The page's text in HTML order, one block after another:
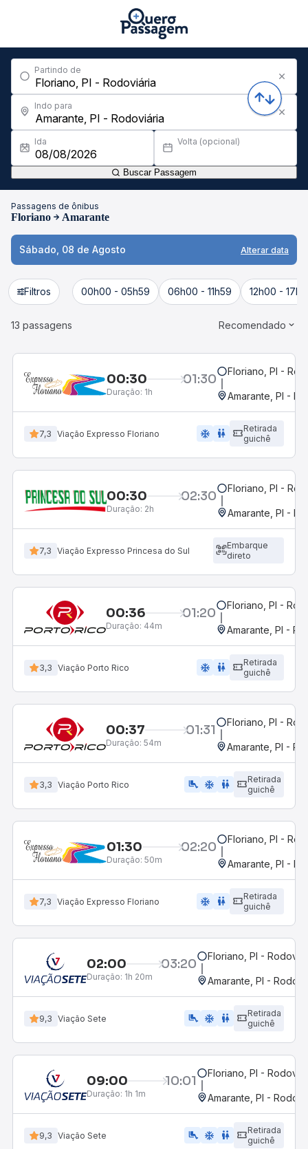
Partindo de
Indo para
Ida Volta (opcional)
Buscar Passagem
Passagens de ônibus
Floriano Amarante
Sábado, 08 de Agosto Alterar data
Filtros 00h00 - 05h59 06h00 - 11h59 12h00 -
13 passagens Recomendado
00:30 01:30
Duração: 1h
Floriano, PI -
Amarante, PI -
7,3 Viação Expresso Floriano ac_unit wc
Retirada
guichê
00:30 02:30
Duração: 2h
Floriano, PI -
Amarante, PI -
7,3 Viação Expresso Princesa do Sul
Embarque
direto
00:36 01:20
Duração: 44m
Floriano, PI -
Amarante, PI -
3,3 Viação Porto Rico ac_unit wc
Retirada
guichê
00:37 01:31
Duração: 54m
Floriano, PI -
Amarante, PI -
3,3 Viação Porto Rico airline_seat_legroom_extra ac_unit wc
Retirada
guichê
01:30 02:20
Duração: 50m
Floriano, PI -
Amarante, PI -
7,3 Viação Expresso Floriano ac_unit wc
Retirada
guichê
02:00 03:20
Duração: 1h 20m
Floriano, PI -
Amarante, PI -
9,3 Viação Sete airline_seat_legroom_extra ac_unit WC
Retirada
guichê
09:00 10:01
Duração: 1h 1m
Floriano, PI -
Amarante, PI -
9,3 Viação Sete airline_seat_legroom_extra ac_unit wc
Retirada
guichê